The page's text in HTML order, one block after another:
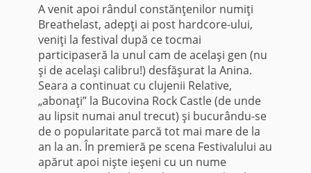
A venit apoi rândul constănţenilor numiţi
Breathelast, adepţi ai post hardcore-ului,
veniţi la festival după ce tocmai
participaseră la unul cam de acelaşi gen (nu
şi de acelaşi calibru!) desfăşurat la Anina.
Seara a continuat cu clujenii Relative,
„abonaţi” la Bucovina Rock Castle (de unde
au lipsit numai anul trecut) şi bucurându-se
de o popularitate parcă tot mai mare de la
an la an. În premieră pe scena Festivalului au
apărut apoi nişte ieşeni cu un nume